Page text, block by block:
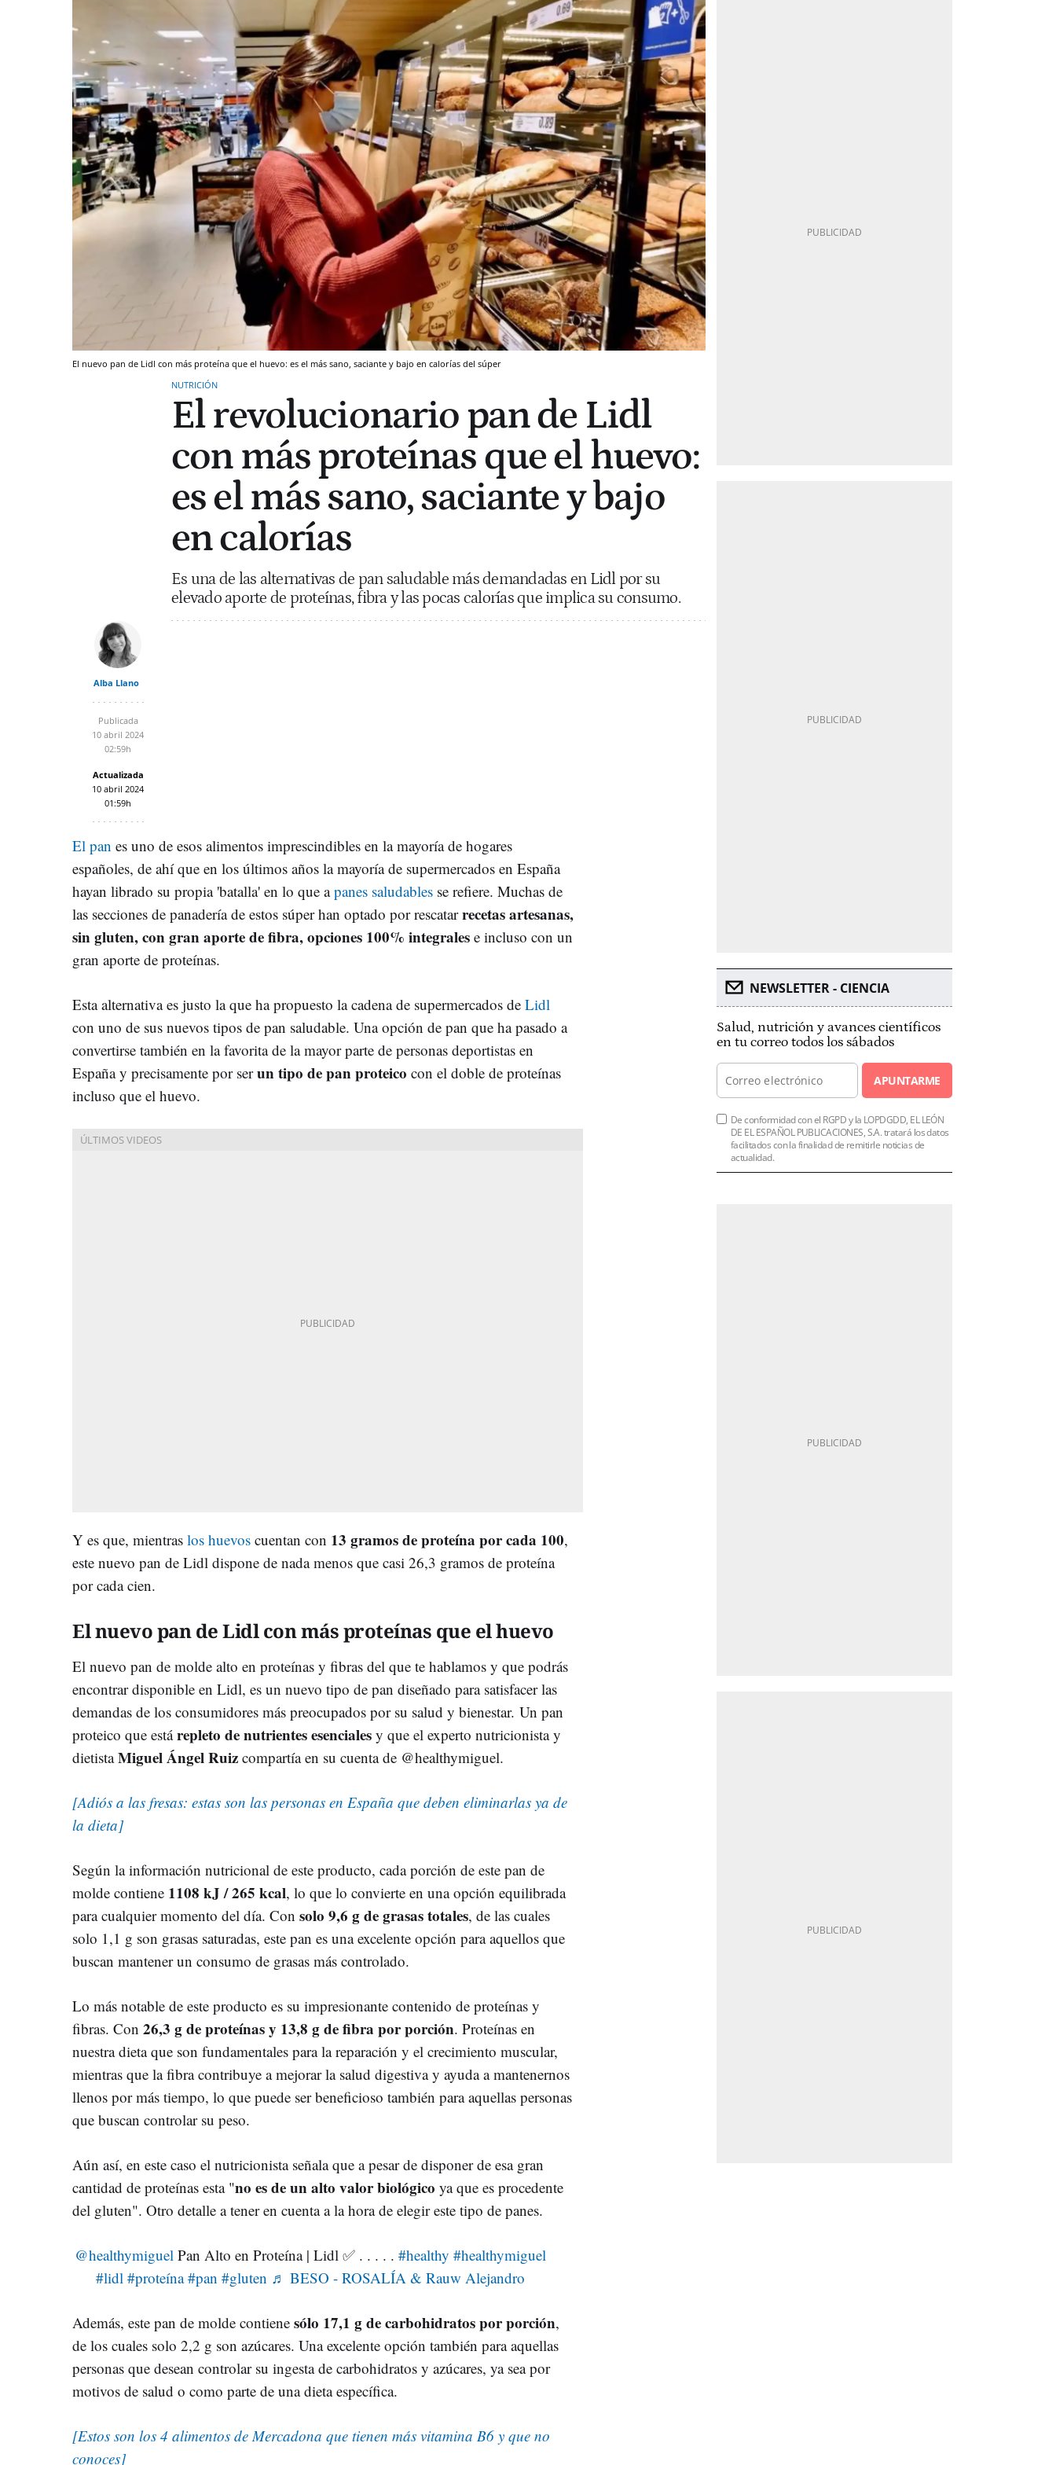
El nuevo pan de Lidl con más proteína que el huevo: es el más sano, saciante y bajo en calorías del súper
NUTRICIÓN
El revolucionario pan de Lidl
con más proteínas que el huevo:
es el más sano, saciante y bajo
en calorías
Es una de las alternativas de pan saludable más demandadas en Lidl por su
elevado aporte de proteínas, fibra y las pocas calorías que implica su consumo.
Alba Llano
Publicada
10 abril 2024
02:59h
Actualizada
10 abril 2024
01:59h
El pan es uno de esos alimentos imprescindibles en la mayoría de hogares
españoles, de ahí que en los últimos años la mayoría de supermercados en España
hayan librado su propia 'batalla' en lo que apanes saludables se refiere. Muchas de
las secciones de panadería de estos súper han optado por rescatarrecetas artesanas,
sin gluten, con gran aporte de fibra, opciones 100% integrales e incluso con un
gran aporte de proteínas.
Esta alternativa es justo la que ha propuesto la cadena de supermercados de Lidl
con uno de sus nuevos tipos de pan saludable. Una opción de pan que ha pasado a
convertirse también en la favorita de la mayor parte de personas deportistas en
España y precisamente por serun tipo de pan proteico con el doble de proteínas
incluso que el huevo.
Y es que, mientras los huevos cuentan con 13 gramos de proteína por cada 100,
este nuevo pan de Lidl dispone de nada menos que casi 26,3 gramos de proteína
por cada cien.
El nuevo pan de Lidl con más proteínas que el huevo
El nuevo pan de molde alto en proteínas y fibras del que te hablamos y que podrás
encontrar disponible en Lidl, es un nuevo tipo de pan diseñado para satisfacer las
demandas de los consumidores más preocupados por su salud y bienestar. Un pan
proteico que estárepleto de nutrientes esenciales y que el experto nutricionista y
dietistaMiguel Ángel Ruiz compartía en su cuenta de @healthymiguel.
[Adiós a las fresas: estas son las personas en España que deben eliminarlas ya de
la dieta]
Según la información nutricional de este producto, cada porción de este pan de
molde contiene 1108 kJ / 265 kcal, lo que lo convierte en una opción equilibrada
para cualquier momento del día. Con solo 9,6 g de grasas totales, de las cuales
solo 1,1 g son grasas saturadas, este pan es una excelente opción para aquellos que
buscan mantener un consumo de grasas más controlado.
Lo más notable de este producto es su impresionante contenido de proteínas y
fibras. Con 26,3 g de proteínas y 13,8 g de fibra por porción. Proteínas en
nuestra dieta que son fundamentales para la reparación y el crecimiento muscular,
mientras que la fibra contribuye a mejorar la salud digestiva y ayuda a mantenernos
llenos por más tiempo, lo que puede ser beneficioso también para aquellas personas
que buscan controlar su peso.
Aún así, en este caso el nutricionista señala que a pesar de disponer de esa gran
cantidad de proteínas esta "no es de un alto valor biológico ya que es procedente
del gluten". Otro detalle a tener en cuenta a la hora de elegir este tipo de panes.
@healthymiguel Pan Alto en Proteína | Lidl ✅ . . . . . #healthy #healthymiguel
#lidl #proteína #pan #gluten ♬ BESO - ROSALÍA & Rauw Alejandro
Además, este pan de molde contiene sólo 17,1 g de carbohidratos por porción,
de los cuales solo 2,2 g son azúcares. Una excelente opción también para aquellas
personas que desean controlar su ingesta de carbohidratos y azúcares, ya sea por
motivos de salud o como parte de una dieta específica.
[Estos son los 4 alimentos de Mercadona que tienen más vitamina B6 y que no
conoces]
NEWSLETTER - CIENCIA
Salud, nutrición y avances científicos
en tu correo todos los sábados
APUNTARME
De conformidad con el RGPD y la LOPDGDD, EL LEÓN
DE EL ESPAÑOL PUBLICACIONES, S.A. tratará los datos
facilitados con la finalidad de remitirle noticias de
actualidad.